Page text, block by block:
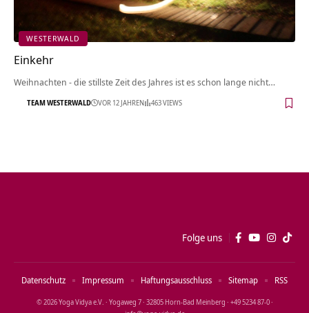
WESTERWALD
Einkehr
Weihnachten - die stillste Zeit des Jahres ist es schon lange nicht…
TEAM WESTERWALD VOR 12 JAHREN 463 VIEWS
Folge uns
© 2026 Yoga Vidya e.V. · Yogaweg 7 · 32805 Horn‑Bad Meinberg · +49 5234 87‑0 ·
Datenschutz Impressum Haftungsausschluss Sitemap RSS